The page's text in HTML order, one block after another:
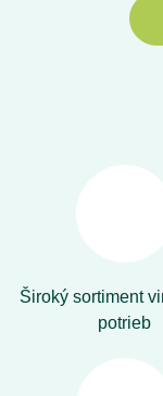
Široký sortiment
potrieb